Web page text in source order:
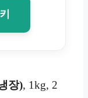
장), 1kg, 2